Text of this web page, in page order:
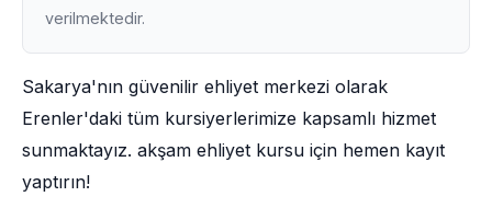
verilmektedir.
Sakarya'nın güvenilir ehliyet merkezi olarak
Erenler'daki tüm kursiyerlerimize kapsamlı hizmet
sunmaktayız. akşam ehliyet kursu için hemen kayıt
yaptırın!